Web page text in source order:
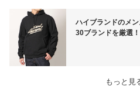
■発送期間
10~14日以内でご案内しますが海外
かかります。
■返品手続き
安心プラス加入済みでしたらBUYMA
制度をご確認ください。
https://www.buyma.com/contents/
ハイブランドのメ
30ブランドを厳選！
もっと見